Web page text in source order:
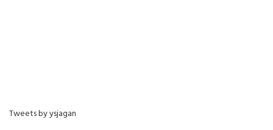
Tweets by ysjagan